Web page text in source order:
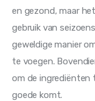
en gezond, maar
gebruik van
geweldige manier
te voegen.
om de ingrediënten
goede komt.